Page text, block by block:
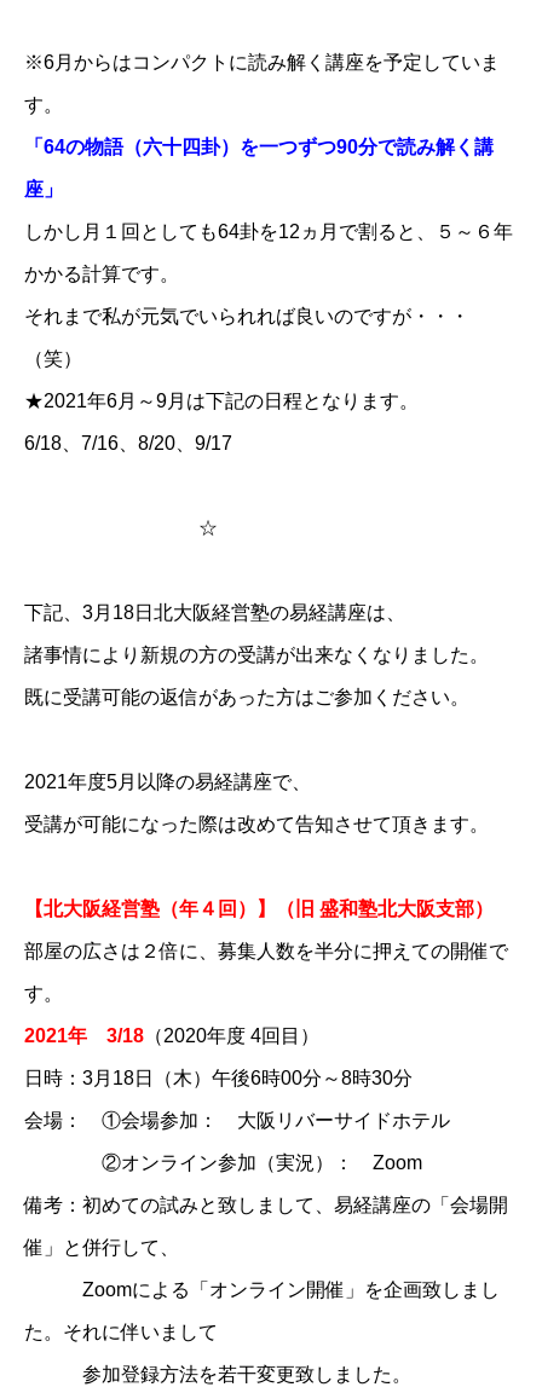
※6月からはコンパクトに読み解く講座を予定していま
す。
「64の物語（六十四卦）を一つずつ90分で読み解く講
座」
しかし月１回としても64卦を12ヵ月で割ると、５～６年
かかる計算です。
それまで私が元気でいられれば良いのですが・・・
（笑）
★2021年6月～9月は下記の日程となります。
6/18、7/16、8/20、9/17
☆
下記、3月18日北大阪経営塾の易経講座は、
諸事情により新規の方の受講が出来なくなりました。
既に受講可能の返信があった方はご参加ください。
2021年度5月以降の易経講座で、
受講が可能になった際は改めて告知させて頂きます。
【北大阪経営塾（年４回）】（旧 盛和塾北大阪支部）
部屋の広さは２倍に、募集人数を半分に押えての開催で
す。
2021年 3/18​​​​​​​​​​​​ （2020年度 4回目）
日時：3月18日（木）午後6時00分～8時30分
会場： ①会場参加： 大阪リバーサイドホテル
②オンライン参加（実況）： Zoom
備考：初めての試みと致しまして、易経講座の「会場開
催」と併行して、
Zoomによる「オンライン開催」を企画致しまし
た。それに伴いまして
参加登録方法を若干変更致しました。